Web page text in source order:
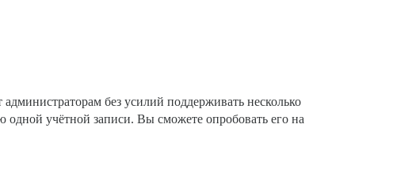
без усилий поддерживать несколько
одной учётной записи. Вы сможете опробовать его на